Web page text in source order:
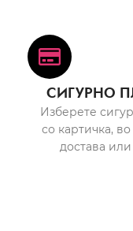
СИГУРНО
Изберете
со картичка,
достава